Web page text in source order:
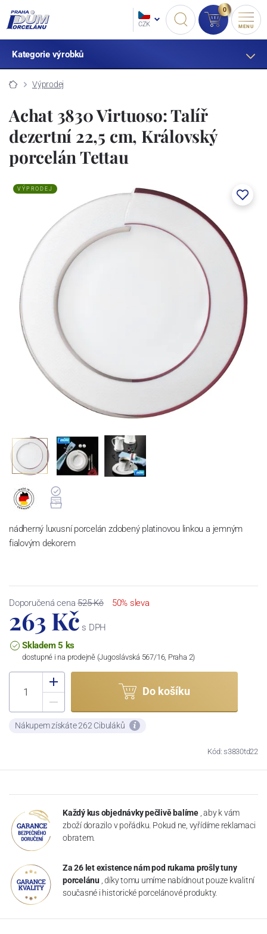
CZK
0
MENU
Kategorie výrobků
Výprodej
Achat 3830 Virtuoso: Talíř
dezertní 22,5 cm, Královský
porcelán Tettau
VÝPRODEJ
nádherný luxusní porcelán zdobený platinovou linkou a jemným
fialovým dekorem
Doporučená cena525 Kč 50% sleva
263 Kč s DPH
Skladem 5 ks
dostupné i na prodejně (Jugoslávská 567/16, Praha 2)
Do košíku
Nákupem získáte 262 Cibuláků
Kód: s3830td22
Každý kus objednávky pečlivě balíme , aby k vám
zboží dorazilo v pořádku. Pokud ne, vyřídíme reklamaci
obratem.
Za 26 let existence nám pod rukama prošly tuny
porcelánu , díky tomu umíme nabídnout pouze kvalitní
současné i historické porcelánové produkty.